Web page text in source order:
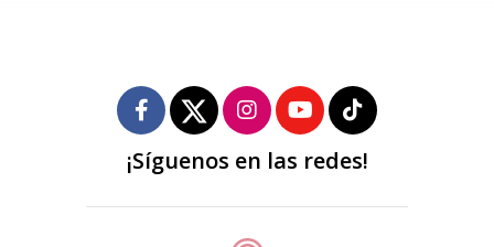
¡Síguenos en las redes!